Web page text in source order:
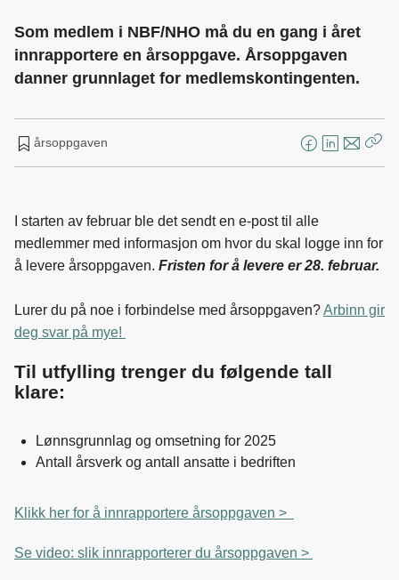
Som medlem i NBF/NHO må du en gang i året
innrapportere en årsoppgave. Årsoppgaven
danner grunnlaget for medlemskontingenten.
årsoppgaven
F
e
b
o
L
e
d
n
E
s
t
I starten av februar ble det sendt en e-post til alle
medlemmer med informasjon om hvor du skal logge inn for
å levere årsoppgaven. Fristen for å levere er 28. februar.
Lurer du på noe i forbindelse med årsoppgaven?Arbinn gir
deg svar på mye!
Til utfylling trenger du følgende tall
klare:
Lønnsgrunnlag og omsetning for 2025
Antall årsverk og antall ansatte i bedriften
Klikk her for å innrapportere årsoppgaven >
Se video: slik innrapporterer du årsoppgaven >